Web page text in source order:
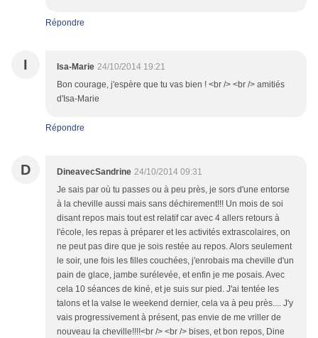
Répondre
I Isa-Marie 24/10/2014 19:21
Bon courage, j'espère que tu vas bien ! <br /> <br /> amitiés
d'Isa-Marie
Répondre
D DineavecSandrine 24/10/2014 09:31
Je sais par où tu passes ou à peu près, je sors d'une entorse
à la cheville aussi mais sans déchirement!!! Un mois de soi
disant repos mais tout est relatif car avec 4 allers retours à
l'école, les repas à préparer et les activités extrascolaires, on
ne peut pas dire que je sois restée au repos. Alors seulement
le soir, une fois les filles couchées, j'enrobais ma cheville d'un
pain de glace, jambe surélevée, et enfin je me posais. Avec
cela 10 séances de kiné, et je suis sur pied. J'ai tentée les
talons et la valse le weekend dernier, cela va à peu près.... J'y
vais progressivement à présent, pas envie de me vriller de
nouveau la cheville!!!!<br /> <br /> bises, et bon repos, Dine